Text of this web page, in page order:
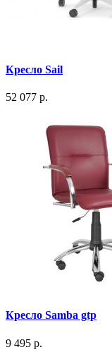
Кресло Sail
52 077 р.
Кресло Samba gtp
9 495 р.